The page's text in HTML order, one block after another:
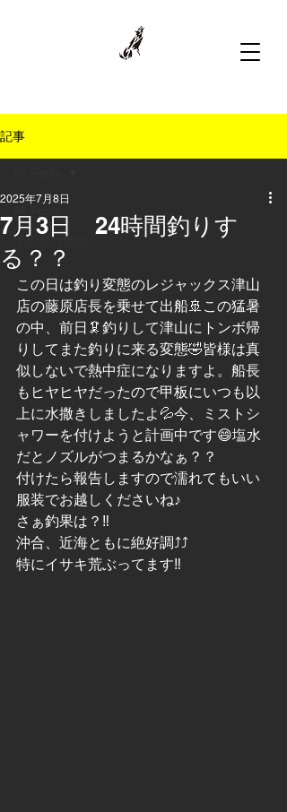
記事
予約受付開始
7月3日 24時間釣りす
る？？
2025年7月8日
この日は釣り変態のレジャックス津山
店の藤原店長を乗せて出船🚢この猛暑
の中、前日🦑釣りして津山にトンボ帰
りしてまた釣りに来る変態🤣皆様は真
似しないで熱中症になりますよ。船長
もヒヤヒヤだったので甲板にいつも以
上に水撒きしましたよ💦今、ミストシ
ャワーを付けようと計画中です😄塩水
だとノズルがつまるかなぁ？？
付けたら報告しますので濡れてもいい
服装でお越しくださいね♪
さぁ釣果は？‼️
沖合、近海ともに絶好調⤴︎⤴︎
特にイサキ荒ぶってます‼️